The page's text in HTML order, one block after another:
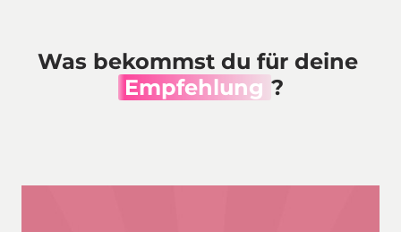
Was bekommst du für deine
Empfehlung ?